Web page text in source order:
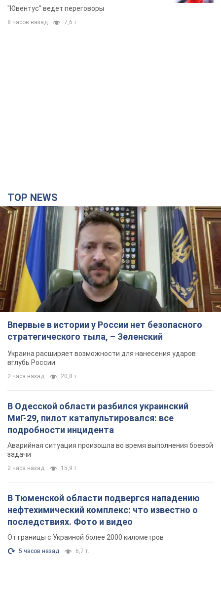
"Ювентус" ведет переговоры
8 часов назад 7,6 т.
TOP NEWS
Впервые в истории у России нет безопасного
стратегического тыла, – Зеленский
Украина расширяет возможности для нанесения ударов
вглубь России
2 часа назад 20,8 т.
В Одесской области разбился украинский
МиГ-29, пилот катапультировался: все
подробности инцидента
Аварийная ситуация произошла во время выполнения боевой
задачи
2 часа назад 15,9 т.
В Тюменской области подвергся нападению
нефтехимический комплекс: что известно о
последствиях. Фото и видео
От границы с Украиной более 2000 километров
5 часов назад 6,7 т.